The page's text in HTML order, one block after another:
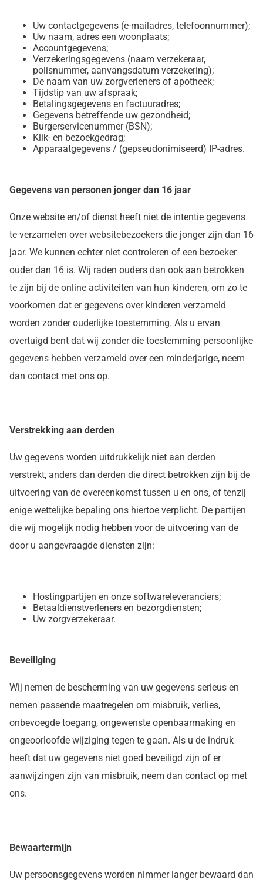
Uw contactgegevens (e-mailadres, telefoonnummer);
Uw naam, adres een woonplaats;
Accountgegevens;
Verzekeringsgegevens (naam verzekeraar,
polisnummer, aanvangsdatum verzekering);
De naam van uw zorgverleners of apotheek;
Tijdstip van uw afspraak;
Betalingsgegevens en factuuradres;
Gegevens betreffende uw gezondheid;
Burgerservicenummer (BSN);
Klik- en bezoekgedrag;
Apparaatgegevens / (gepseudonimiseerd) IP-adres.
Gegevens van personen jonger dan 16 jaar
Onze website en/of dienst heeft niet de intentie gegevens
te verzamelen over websitebezoekers die jonger zijn dan 16
jaar. We kunnen echter niet controleren of een bezoeker
ouder dan 16 is. Wij raden ouders dan ook aan betrokken
te zijn bij de online activiteiten van hun kinderen, om zo te
voorkomen dat er gegevens over kinderen verzameld
worden zonder ouderlijke toestemming. Als u ervan
overtuigd bent dat wij zonder die toestemming persoonlijke
gegevens hebben verzameld over een minderjarige, neem
dan contact met ons op.
Verstrekking aan derden
Uw gegevens worden uitdrukkelijk niet aan derden
verstrekt, anders dan derden die direct betrokken zijn bij de
uitvoering van de overeenkomst tussen u en ons, of tenzij
enige wettelijke bepaling ons hiertoe verplicht. De partijen
die wij mogelijk nodig hebben voor de uitvoering van de
door u aangevraagde diensten zijn:
Hostingpartijen en onze softwareleveranciers;
Betaaldienstverleners en bezorgdiensten;
Uw zorgverzekeraar.
Beveiliging
Wij nemen de bescherming van uw gegevens serieus en
nemen passende maatregelen om misbruik, verlies,
onbevoegde toegang, ongewenste openbaarmaking en
ongeoorloofde wijziging tegen te gaan. Als u de indruk
heeft dat uw gegevens niet goed beveiligd zijn of er
aanwijzingen zijn van misbruik, neem dan contact op met
ons.
Bewaartermijn
Uw persoonsgegevens worden nimmer langer bewaard dan